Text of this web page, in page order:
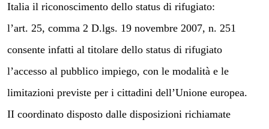
Italia il riconoscimento dello status di rifugiato:
l’art. 25, comma 2 D.lgs. 19 novembre 2007, n. 251
consente infatti al titolare dello status di rifugiato
l’accesso al pubblico impiego, con le modalità e le
limitazioni previste per i cittadini dell’Unione europea.
II coordinato disposto dalle disposizioni richiamate